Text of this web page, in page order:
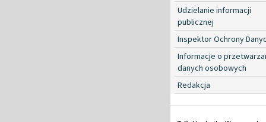
Udzielanie informacji
publicznej
Inspektor Ochrony
Informacje o
danych osobowych
Redakcja